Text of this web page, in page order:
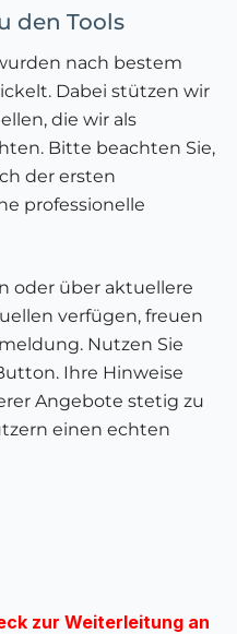
den Tools
nach bestem
Dabei stützen wir
die wir als
Bitte beachten Sie,
der ersten
professionelle
oder über aktuellere
verfügen, freuen
Nutzen Sie
Ihre Hinweise
Angebote stetig zu
einen echten
zur Weiterleitung an